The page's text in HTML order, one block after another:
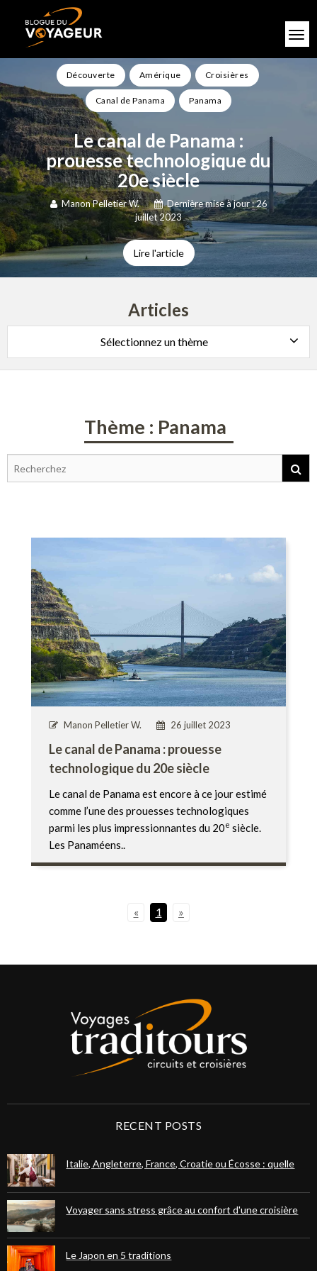
Découverte Amérique Croisières
Canal de Panama Panama
Le canal de Panama :
prouesse technologique du
20e siècle
Manon Pelletier W.
Dernière mise à jour : 26
juillet 2023
Lire l'article
Articles
Sélectionnez un thème
Thème : Panama
Manon Pelletier W. 26 juillet 2023
Le canal de Panama : prouesse
technologique du 20e siècle
Le canal de Panama est encore à ce jour estimé
comme l’une des prouesses technologiques
parmi les plus impressionnantes du 20e siècle.
Les Panaméens..
« 1 »
RECENT POSTS
Italie, Angleterre, France, Croatie ou Écosse : quelle
Voyager sans stress grâce au confort d'une croisière
Le Japon en 5 traditions